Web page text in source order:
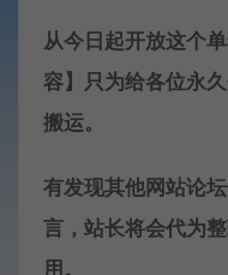
从今日起开放这个
容】只为给各位永
搬运。
有发现其他网站论
言，站长将会代为
用。